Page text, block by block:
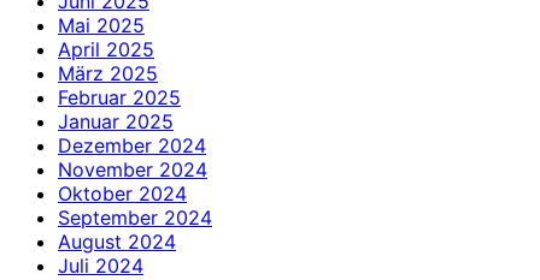
Mai 2025
April 2025
März 2025
Februar 2025
Januar 2025
Dezember 2024
November 2024
Oktober 2024
September 2024
August 2024
Juli 2024